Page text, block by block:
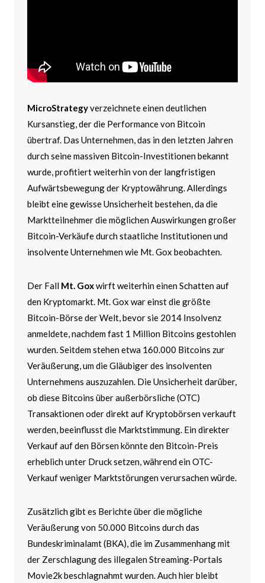
MicroStrategyverzeichnete einen deutlichen
Kursanstieg, der die Performance von Bitcoin
übertraf. Das Unternehmen, das in den letzten Jahren
durch seine massiven Bitcoin-Investitionen bekannt
wurde, profitiert weiterhin von der langfristigen
Aufwärtsbewegung der Kryptowährung. Allerdings
bleibt eine gewisse Unsicherheit bestehen, da die
Marktteilnehmer die möglichen Auswirkungen großer
Bitcoin-Verkäufe durch staatliche Institutionen und
insolvente Unternehmen wie Mt. Gox beobachten.
Der Fall Mt. Goxwirft weiterhin einen Schatten auf
den Kryptomarkt. Mt. Gox war einst die größte
Bitcoin-Börse der Welt, bevor sie 2014 Insolvenz
anmeldete, nachdem fast 1 Million Bitcoins gestohlen
wurden. Seitdem stehen etwa 160.000 Bitcoins zur
Veräußerung, um die Gläubiger des insolventen
Unternehmens auszuzahlen. Die Unsicherheit darüber,
ob diese Bitcoins über außerbörsliche (OTC)
Transaktionen oder direkt auf Kryptobörsen verkauft
werden, beeinflusst die Marktstimmung. Ein direkter
Verkauf auf den Börsen könnte den Bitcoin-Preis
erheblich unter Druck setzen, während ein OTC-
Verkauf weniger Marktstörungen verursachen würde.
Zusätzlich gibt es Berichte über die mögliche
Veräußerung von 50.000 Bitcoins durch das
Bundeskriminalamt (BKA), die im Zusammenhang mit
der Zerschlagung des illegalen Streaming-Portals
Movie2k beschlagnahmt wurden. Auch hier bleibt